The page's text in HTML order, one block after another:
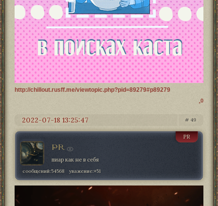
http://chillout.rusff.me/viewtopic.php?pid=89279#p89279
0
49
2022-07-18 13:25:47
PR
PR
пиар как не в себя
сообщений:54568 уважение:+51